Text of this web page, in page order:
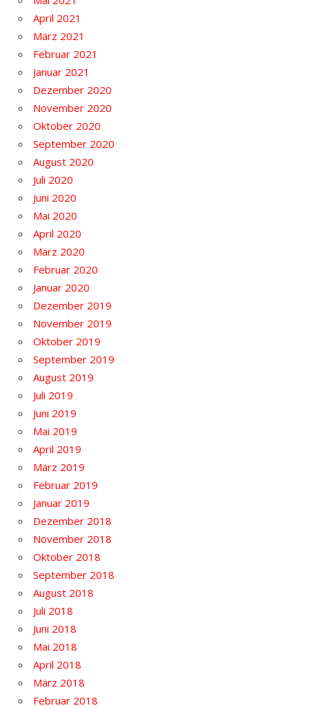
April 2021
März 2021
Februar 2021
Januar 2021
Dezember 2020
November 2020
Oktober 2020
September 2020
August 2020
Juli 2020
Juni 2020
Mai 2020
April 2020
März 2020
Februar 2020
Januar 2020
Dezember 2019
November 2019
Oktober 2019
September 2019
August 2019
Juli 2019
Juni 2019
Mai 2019
April 2019
März 2019
Februar 2019
Januar 2019
Dezember 2018
November 2018
Oktober 2018
September 2018
August 2018
Juli 2018
Juni 2018
Mai 2018
April 2018
März 2018
Februar 2018